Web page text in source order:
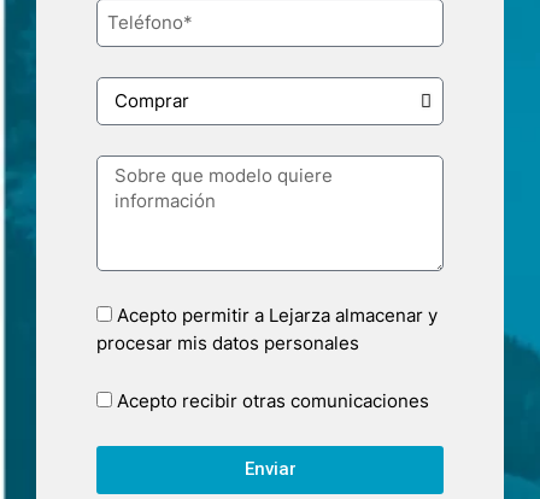
Acepto permitir a Lejarza almacenar y
procesar mis datos personales
Acepto recibir otras comunicaciones
Enviar